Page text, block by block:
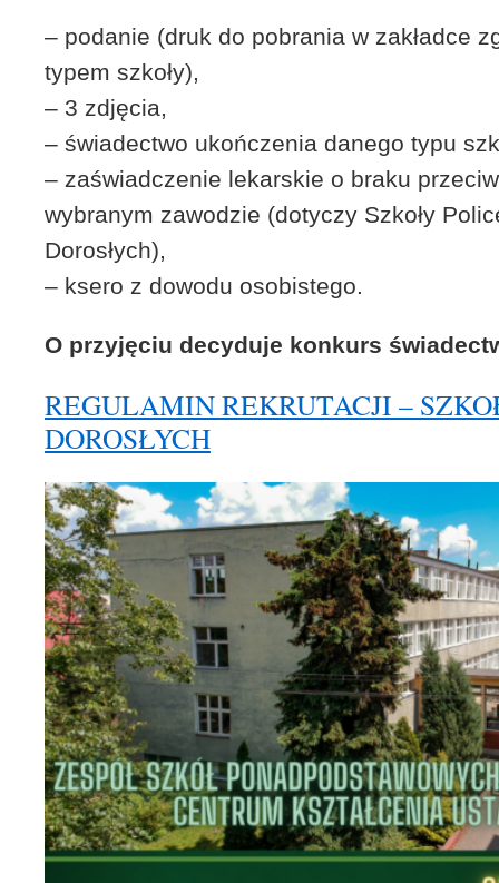
– podanie (druk do pobrania w zakładce
typem szkoły),
– 3 zdjęcia,
– świadectwo ukończenia danego typu
– zaświadczenie lekarskie o braku
wybranym zawodzie (dotyczy Szkoły
Dorosłych),
– ksero z dowodu osobistego.
O przyjęciu decyduje konkurs
REGULAMIN REKRUTACJI –
DOROSŁYCH